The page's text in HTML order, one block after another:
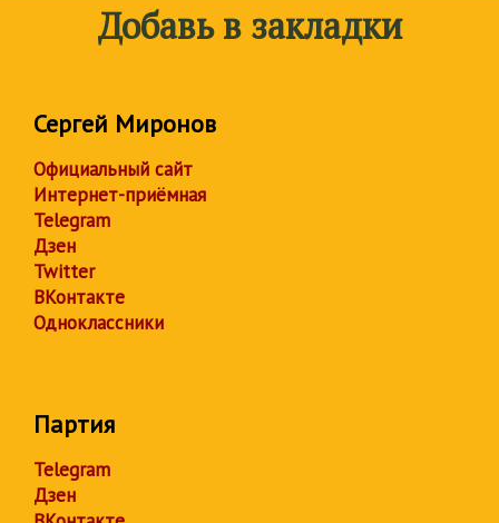
Добавь в закладки
Сергей Миронов
Официальный сайт
Интернет-приёмная
Telegram
Дзен
Twitter
ВКонтакте
Одноклассники
Партия
Telegram
Дзен